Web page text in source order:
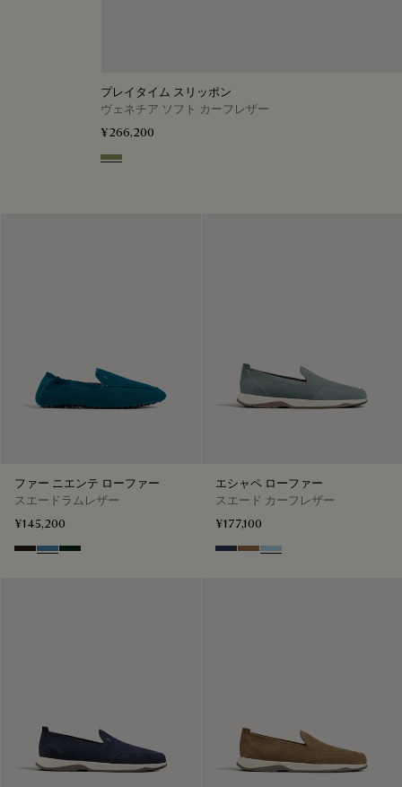
プレイタイム スリッポン
ヴェネチア ソフト カーフレザー
¥266,200
Sage
ファー ニエンテ ローファー
スエードラムレザー
¥145,200
BrownAveiroOpuntia
エシャペ ローファー
スエード カーフレザー
¥177,100
Blu Dark Beige
Light Blue